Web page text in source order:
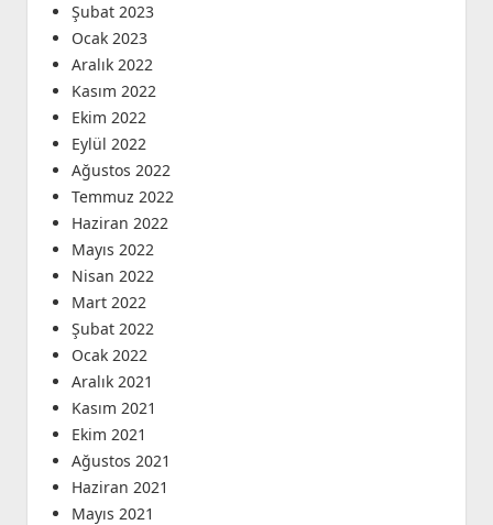
Şubat 2023
Ocak 2023
Aralık 2022
Kasım 2022
Ekim 2022
Eylül 2022
Ağustos 2022
Temmuz 2022
Haziran 2022
Mayıs 2022
Nisan 2022
Mart 2022
Şubat 2022
Ocak 2022
Aralık 2021
Kasım 2021
Ekim 2021
Ağustos 2021
Haziran 2021
Mayıs 2021